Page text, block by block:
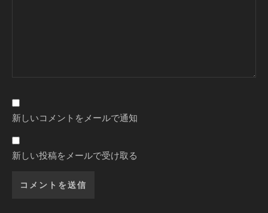
新しいコメントをメールで通知
新しい投稿をメールで受け取る